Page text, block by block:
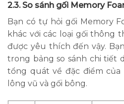
2.3. So sánh gối Memory
Bạn có tự hỏi gối Memory
khác với các loại gối thông
được yêu thích đến vậy.
trong bảng so sánh chi tiết
tổng quát về đặc điểm của
lông vũ và gối bông.